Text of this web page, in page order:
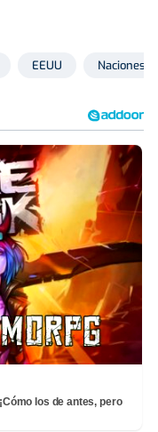
EEUU Naciones
los de antes, pero